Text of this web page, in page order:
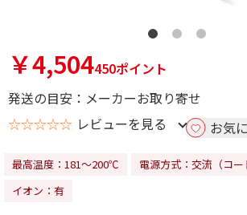
￥4,504450ポイント
発送の目安：メーカーお取り寄せ
☆☆☆☆☆ レビューを見る お気
最高温度：181～200℃
電源方式：交流（コー
イオン：有